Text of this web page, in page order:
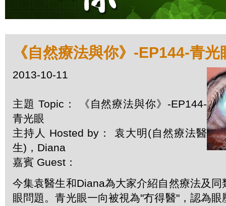
《自然療法與你》-EP144-青光
2013-10-11
主題 Topic： 《自然療法與你》-EP144-
青光眼
主持人 Hosted by： 袁大明(自然療法醫
生)，Diana
嘉賓 Guest：
今集袁醫生和Diana為大家介紹自然療法及
眼問題。青光眼一向被視為"冇得醫"，認為